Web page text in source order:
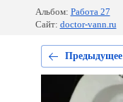
Альбом: Работа 27
Сайт: doctor-vann.ru
Предыдущее